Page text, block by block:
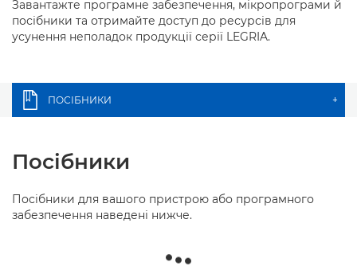
Завантажте програмне забезпечення, мікропрограми й
посібники та отримайте доступ до ресурсів для
усунення неполадок продукції серії LEGRIA.
ПОСІБНИКИ +
Посібники
Посібники для вашого пристрою або програмного
забезпечення наведені нижче.